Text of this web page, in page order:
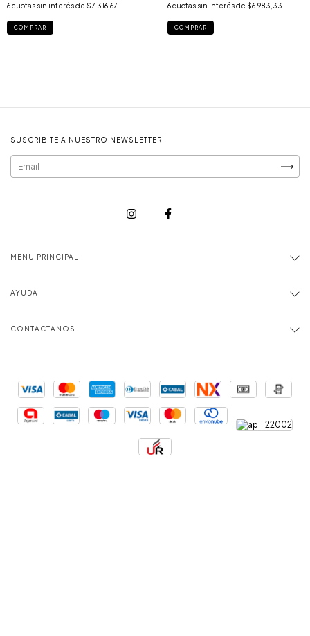
6cuotas sin interés de $7.316,67
COMPRAR
6 cuotas sin interés de $6.983,33
COMPRAR
SUSCRIBITE A NUESTRO NEWSLETTER
MENU PRINCIPAL
AYUDA
CONTACTANOS